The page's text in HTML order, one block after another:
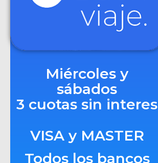
Miércoles y
sábados
3 cuotas sin interes
VISA y MASTER
Todos los bancos